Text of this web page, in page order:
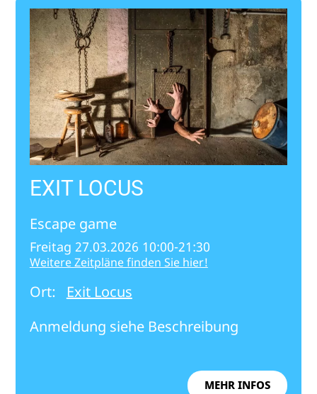
EXIT LOCUS
Escape game
Freitag 27.03.2026 10:00-21:30
Weitere Zeitpläne finden Sie hier!
Ort:
Exit Locus
Anmeldung siehe Beschreibung
MEHR INFOS